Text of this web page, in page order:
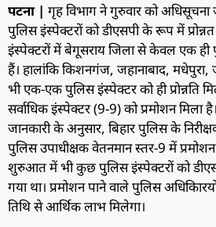
पटना | गृह विभाग ने गुरुवार को अधिसूचना
पुलिस इंस्पेक्टरों को डीएसपी के रूप में प्रोन्नत
इंस्पेक्टरों में बेगूसराय जिला से केवल एक
हैं। हालांकि किशनगंज, जहानाबाद,
भी एक-एक पुलिस इंस्पेक्टर को ही प्राेन्नति
सर्वाधिक इंस्पेक्टर (9-9) को प्रमोशन मिला है।
जानकारी के अनुसार, बिहार पुलिस के
पुलिस उपाधीक्षक वेतनमान स्तर-9 में
शुरुआत में भी कुछ पुलिस इंस्पेक्टरों को
गया था। प्रमोशन पाने वाले पुलिस
तिथि से आर्थिक लाभ मिलेगा।